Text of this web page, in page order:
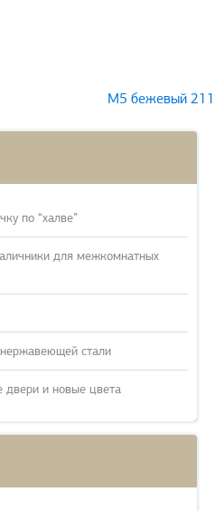
М5 бежевый 211
по “халве”
для межкомнатных
стали
и новые цвета